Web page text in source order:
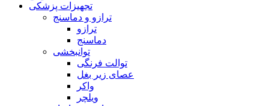
تجهیزات پزشکی
ترازو و دماسنج
ترازو
دماسنج
توانبخشی
توالت فرنگی
عصای زیر بغل
واکر
ویلچر